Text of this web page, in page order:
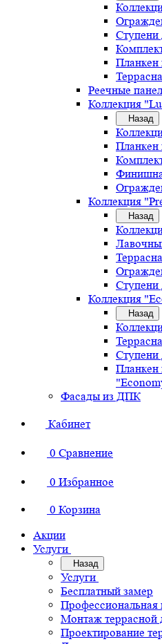
Ступени
Планкен
Реечные
Коллекция
Назад
Планкен
Коллекция
Назад
Коллекция
Назад
Планкен
Фасады из ДПК
Кабинет
0 Сравнение
0 Избранное
0 Корзина
Акции
Услуги
Назад
Услуги
Бесплатный замер
Профессиональная
Монтаж террасной
Проектирование